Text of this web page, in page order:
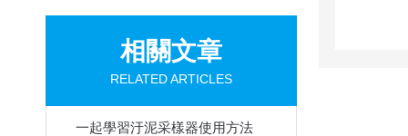
相關文章
RELATED ARTICLES
一起學習汙泥采樣器使用方法